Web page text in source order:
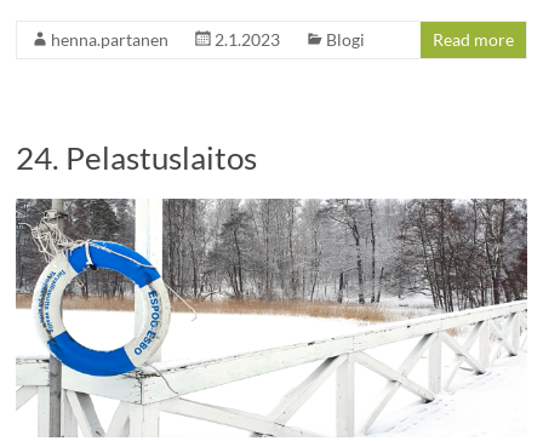
henna.partanen 2.1.2023 Blogi Read more
24. Pelastuslaitos